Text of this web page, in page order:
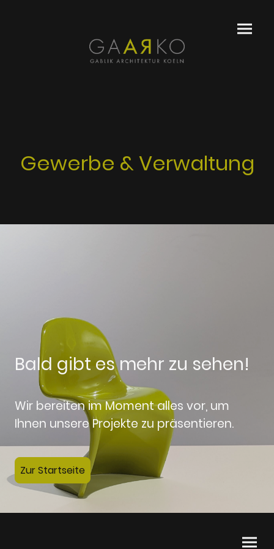
Gewerbe & Verwaltung
Bald gibt es mehr zu sehen!
Wir bereiten im Moment alles vor, um
Ihnen unsere Projekte zu präsentieren.
Zur Startseite